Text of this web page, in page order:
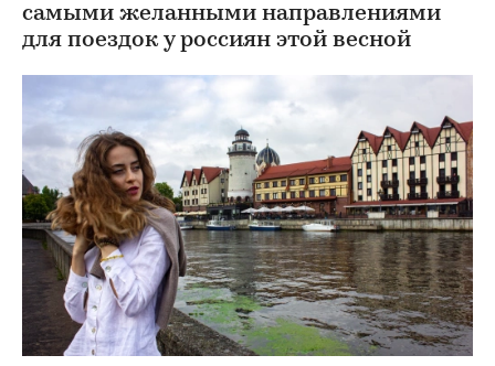
самыми желанными направлениями
для поездок у россиян этой весной